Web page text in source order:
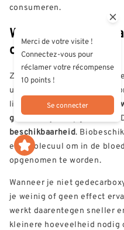
consumeren.
Waarom is het
decarboxyleren?
Zonder decarboxylatie
uit CBDA, dat zeer slecht
lichaam.
Geactiveerde
gemakkelijker opgenomen.
beschikbaarheid.
een molecuul om in de
opgenomen te worden.
Wanneer je niet
je weinig of geen effect
werkt daarentegen sneller
kleinere hoeveelheid
Merci de votre visite !
Connectez-vous pour
réclamer votre récompense
10 points !
Se connecter